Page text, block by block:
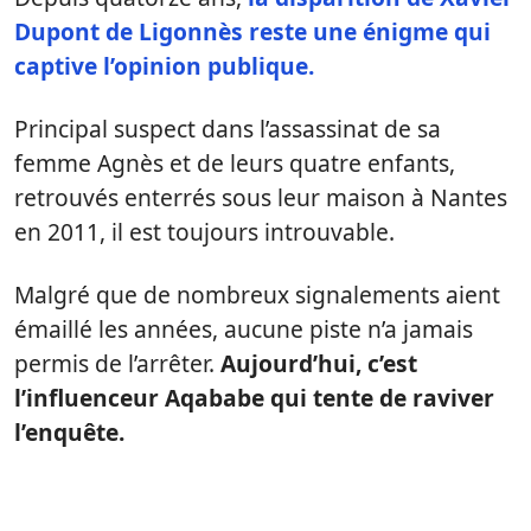
Dupont de Ligonnès reste une énigme qui
captive l’opinion publique.
Principal suspect dans l’assassinat de sa
femme Agnès et de leurs quatre enfants,
retrouvés enterrés sous leur maison à Nantes
en 2011, il est toujours introuvable.
Malgré que de nombreux signalements aient
émaillé les années, aucune piste n’a jamais
permis de l’arrêter. Aujourd’hui, c’est
l’influenceur Aqababe qui tente de raviver
l’enquête.